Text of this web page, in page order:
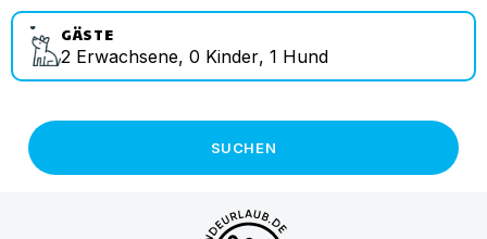
GÄSTE
2 Erwachsene, 0 Kinder, 1 Hund
SUCHEN